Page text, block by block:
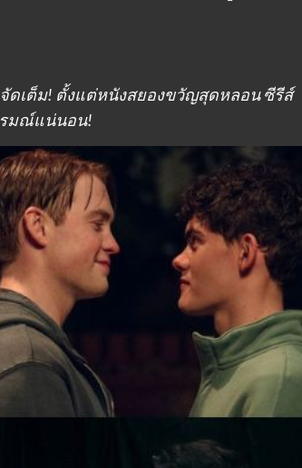
ดเต็ม! ตั้งแต่หนังสยองขวัญสุดหลอน ซีรีส์
รมณ์แน่นอน!